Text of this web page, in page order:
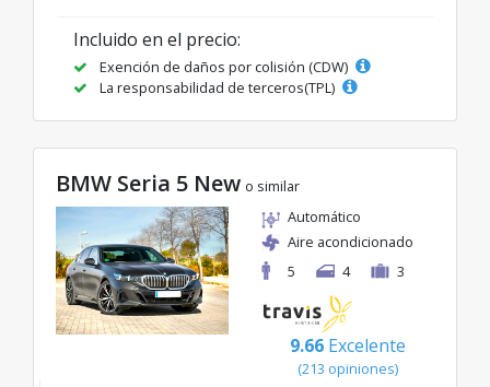
Incluido en el precio:
Exención de daños por colisión (CDW)
La responsabilidad de terceros(TPL)
BMW Seria 5 New o similar
Automático
Aire acondicionado
5
4 3
9.66 Excelente
(213 opiniones)